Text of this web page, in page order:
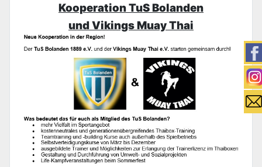
Kooperation TuS Bolanden
und Vikings Muay Thai